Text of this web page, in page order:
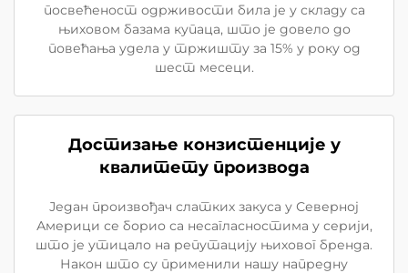
посвећеност одрживости била је у складу са
њиховом базама купаца, што је довело до
повећања удела у тржишту за 15% у року од
шест месеци.
Достизање конзистенције у
квалитету производа
Један произвођач слатких закуса у Северној
Америци се борио са несагласностима у серији,
што је утицало на репутацију њиховог бренда.
Након што су применили нашу напредну